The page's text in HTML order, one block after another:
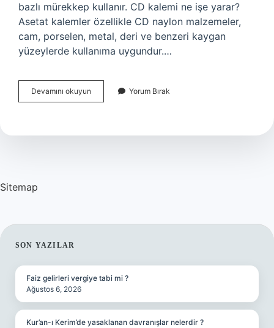
bazlı mürekkep kullanır. CD kalemi ne işe yarar?
Asetat kalemler özellikle CD naylon malzemeler,
cam, porselen, metal, deri ve benzeri kaygan
yüzeylerde kullanıma uygundur.…
Devamını okuyun
Kalemi
Kalemi
Yorum Bırak
Sitemap
SIDEBAR
SON YAZILAR
Faiz gelirleri vergiye tabi mi ?
Ağustos 6, 2026
Kur’an-ı Kerim’de yasaklanan davranışlar nelerdir ?